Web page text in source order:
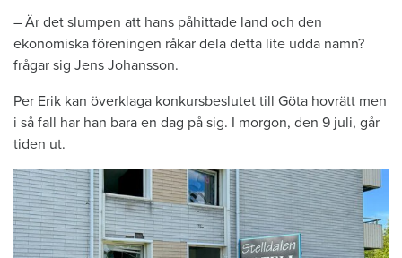
– Är det slumpen att hans påhittade land och den
ekonomiska föreningen råkar dela detta lite udda namn?
frågar sig Jens Johansson.
Per Erik kan överklaga konkursbeslutet till Göta hovrätt men
i så fall har han bara en dag på sig. I morgon, den 9 juli, går
tiden ut.